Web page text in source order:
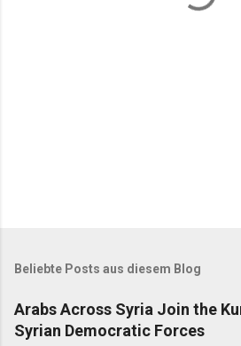
Beliebte Posts aus diesem Blog
Arabs Across Syria Join the
Syrian Democratic Forces